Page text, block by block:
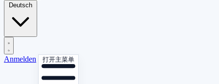
Deutsch
Anmelden 打开主菜单